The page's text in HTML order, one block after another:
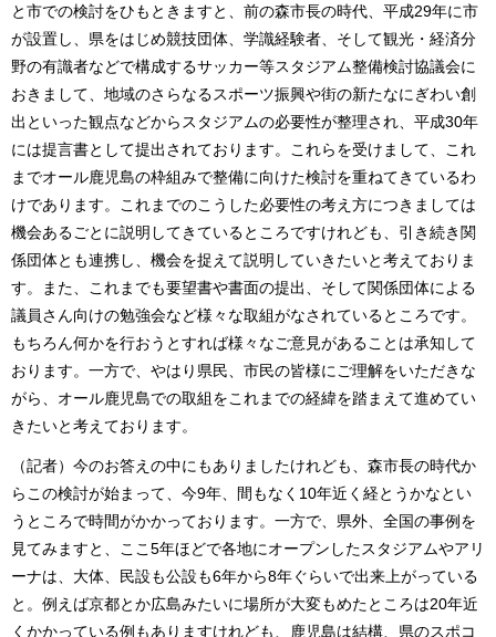
と市での検討をひもときますと、前の森市長の時代、平成29年に市
が設置し、県をはじめ競技団体、学識経験者、そして観光・経済分
野の有識者などで構成するサッカー等スタジアム整備検討協議会に
おきまして、地域のさらなるスポーツ振興や街の新たなにぎわい創
出といった観点などからスタジアムの必要性が整理され、平成30年
には提言書として提出されております。これらを受けまして、これ
までオール鹿児島の枠組みで整備に向けた検討を重ねてきているわ
けであります。これまでのこうした必要性の考え方につきましては
機会あるごとに説明してきているところですけれども、引き続き関
係団体とも連携し、機会を捉えて説明していきたいと考えておりま
す。また、これまでも要望書や書面の提出、そして関係団体による
議員さん向けの勉強会など様々な取組がなされているところです。
もちろん何かを行おうとすれば様々なご意見があることは承知して
おります。一方で、やはり県民、市民の皆様にご理解をいただきな
がら、オール鹿児島での取組をこれまでの経緯を踏まえて進めてい
きたいと考えております。
（記者）今のお答えの中にもありましたけれども、森市長の時代か
らこの検討が始まって、今9年、間もなく10年近く経とうかなとい
うところで時間がかかっております。一方で、県外、全国の事例を
見てみますと、ここ5年ほどで各地にオープンしたスタジアムやアリ
ーナは、大体、民設も公設も6年から8年ぐらいで出来上がっている
と。例えば京都とか広島みたいに場所が大変もめたところは20年近
くかかっている例もありますけれども、鹿児島は結構、県のスポコ